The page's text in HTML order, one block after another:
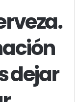
dejar